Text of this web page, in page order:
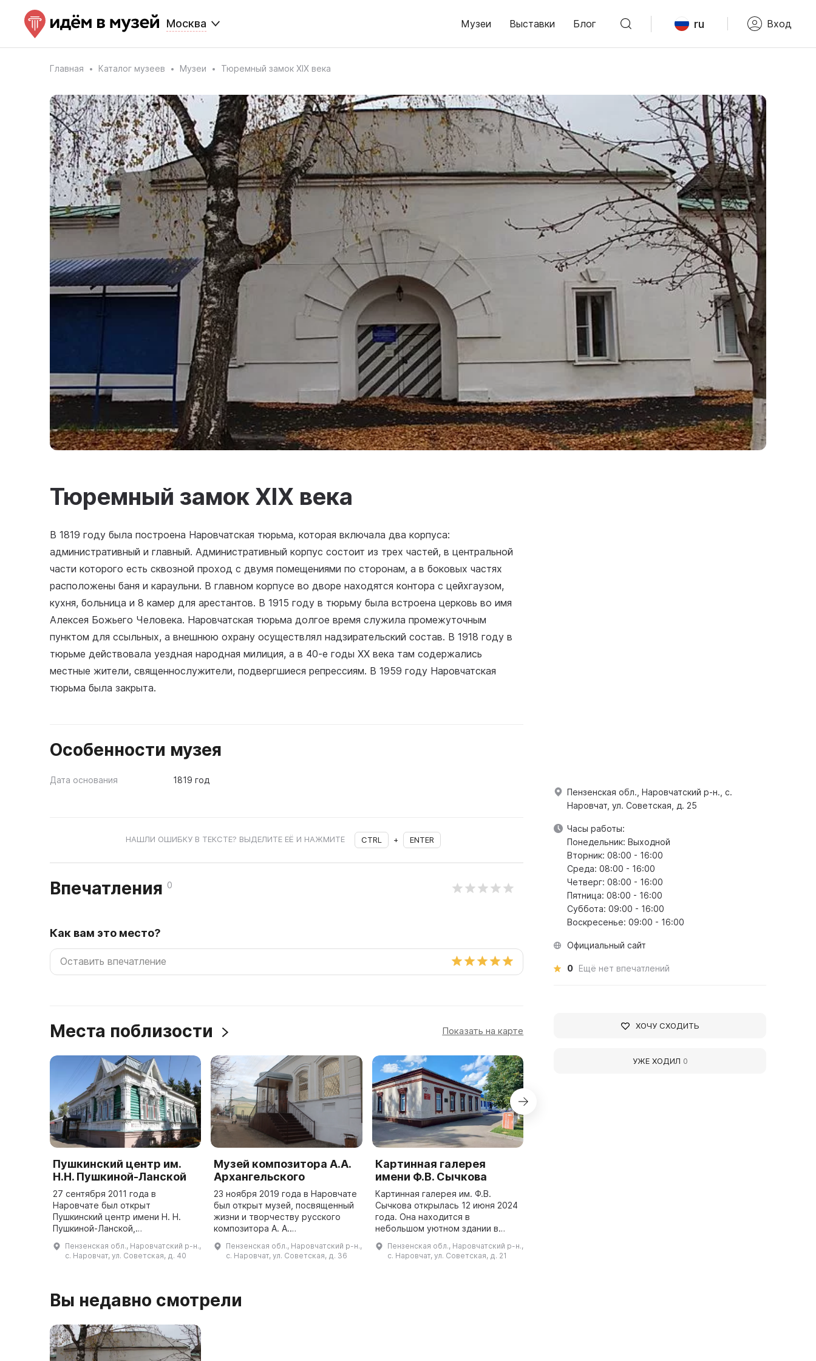
Москва Музеи Выставки Блог ru Вход
Главная Каталог музеев Музеи Тюремный замок XIX века
Тюремный замок XIX века
В 1819 году была построена Наровчатская тюрьма, которая включала два корпуса:
административный и главный. Административный корпус состоит из трех частей, в центральной
части которого есть сквозной проход с двумя помещениями по сторонам, а в боковых частях
расположены баня и караульни. В главном корпусе во дворе находятся контора с цейхгаузом,
кухня, больница и 8 камер для арестантов. В 1915 году в тюрьму была встроена церковь во имя
Алексея Божьего Человека. Наровчатская тюрьма долгое время служила промежуточным
пунктом для ссыльных, а внешнюю охрану осуществлял надзирательский состав. В 1918 году в
тюрьме действовала уездная народная милиция, а в 40-е годы XX века там содержались
местные жители, священнослужители, подвергшиеся репрессиям. В 1959 году Наровчатская
тюрьма была закрыта.
Особенности музея
Дата основания 1819 год
НАШЛИ ОШИБКУ В ТЕКСТЕ? ВЫДЕЛИТЕ ЕЁ И НАЖМИТЕ CTRL + ENTER
Впечатления 0
Как вам это место?
Места поблизости Показать на карте
Пушкинский центр им.
Н.Н. Пушкиной-Ланской
27 сентября 2011 года в
Наровчате был открыт
Пушкинский центр имени Н. Н.
Пушкиной-Ланской,
Советской в бывшем Путевом
дворце помещика И. А. Арапова,
Пензенская обл., Наровчатский р-н.,
с. Наровчат, ул. Советская, д. 40
Музей композитора А.А.
Архангельского
23 ноября 2019 года в Наровчате
был открыт музей, посвященный
жизни и творчеству русского
композитора А. А.
октября 1846 года в селе Старое
Пензенская обл., Наровчатский р-н.,
с. Наровчат, ул. Советская, д. 36
Картинная галерея
имени Ф.В. Сычкова
Картинная галерея им. Ф.В.
Сычкова открылась 12 июня 2024
года. Она находится в
небольшом уютном здании в
Наровчат. Галерея имеет 3
выставочных зала. В первом зале
Пензенская обл., Наровчатский р-н.,
с. Наровчат, ул. Советская, д. 21
Вы недавно смотрели
Пензенская обл., Наровчатский р-н., с.
Наровчат, ул. Советская, д. 25
Часы работы:
Понедельник: Выходной
Вторник: 08:00 - 16:00
Среда: 08:00 - 16:00
Четверг: 08:00 - 16:00
Пятница: 08:00 - 16:00
Суббота: 09:00 - 16:00
Воскресенье: 09:00 - 16:00
Официальный сайт
0 Ещё нет впечатлений
ХОЧУ СХОДИТЬ
УЖЕ ХОДИЛ 0